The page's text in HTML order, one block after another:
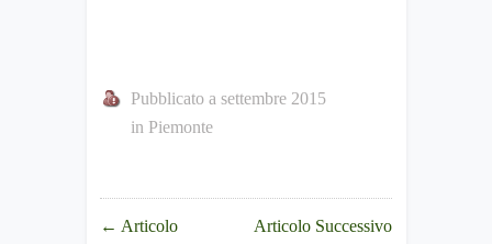
Pubblicato a settembre 2015
in Piemonte
← Articolo
Articolo Successivo